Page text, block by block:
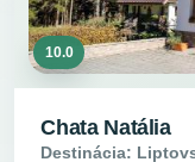
10.0
Chata Natália
Destinácia: